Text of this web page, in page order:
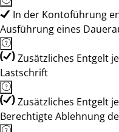
In der Kontoführung
Ausführung eines
Zusätzliches Entgelt
Lastschrift
Zusätzliches Entgelt
Berechtigte Ablehnung